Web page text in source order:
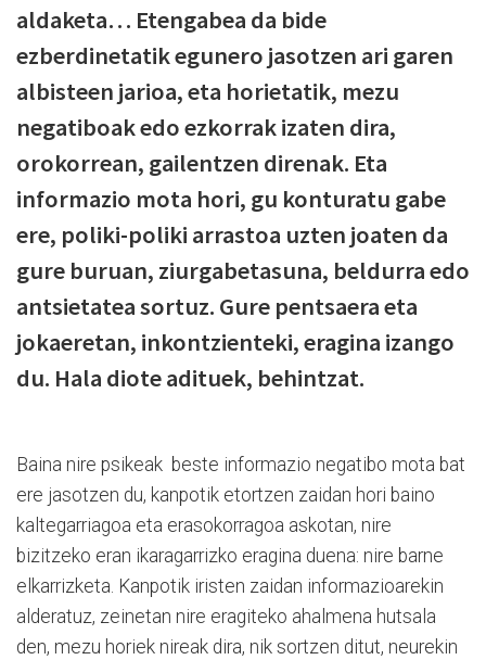
aldaketa… Etengabea da bide
ezberdinetatik egunero jasotzen ari garen
albisteen jarioa, eta horietatik, mezu
negatiboak edo ezkorrak izaten dira,
orokorrean, gailentzen direnak. Eta
informazio mota hori, gu konturatu gabe
ere, poliki-poliki arrastoa uzten joaten da
gure buruan, ziurgabetasuna, beldurra edo
antsietatea sortuz. Gure pentsaera eta
jokaeretan, inkontzienteki, eragina izango
du. Hala diote adituek, behintzat.
Baina nire psikeak beste informazio negatibo mota bat
ere jasotzen du, kanpotik etortzen zaidan hori baino
kaltegarriagoa eta erasokorragoa askotan, nire
bizitzeko eran ikaragarrizko eragina duena: nire barne
elkarrizketa. Kanpotik iristen zaidan informazioarekin
alderatuz, zeinetan nire eragiteko ahalmena hutsala
den, mezu horiek nireak dira, nik sortzen ditut, neurekin